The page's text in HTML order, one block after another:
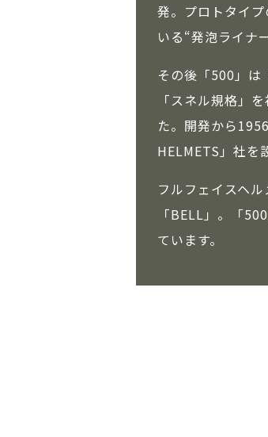
発。プロトタイ
いる“発泡ライナ
その後「500」は
「スネル規格」
た。開発から
HELMETS」社を
フルフェイスヘ
「BELL」。「
ています。